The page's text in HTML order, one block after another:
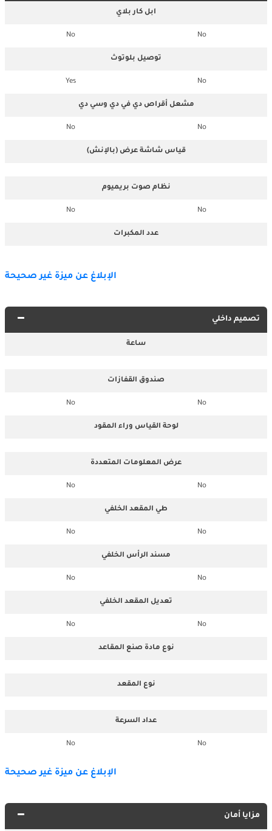
ابل كار بلاي
No
No
توصيل بلوتوث
No
Yes
مشعل أقراص دي في دي وسي دي
No
No
قياس شاشة عرض (بالإنش)
نظام صوت بريميوم
No
No
عدد المكبرات
الإبلاغ عن ميزة غير صحيحة
تصميم داخلي
ساعة
صندوق القفازات
No
No
لوحة القياس وراء المقود
عرض المعلومات المتعددة
No
No
طي المقعد الخلفي
No
No
مسند الرأس الخلفي
No
No
تعديل المقعد الخلفي
No
No
نوع مادة صنع المقاعد
نوع المقعد
عداد السرعة
No
No
الإبلاغ عن ميزة غير صحيحة
مزايا أمان